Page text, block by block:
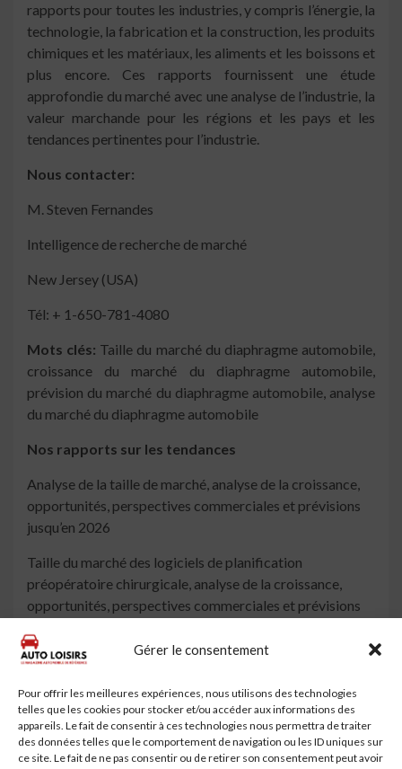
Gérer le consentement
Pour offrir les meilleures expériences, nous utilisons des technologies
telles que les cookies pour stocker et/ou accéder aux informations des
appareils. Le fait de consentir à ces technologies nous permettra de traiter
des données telles que le comportement de navigation ou les ID uniques sur
ce site. Le fait de ne pas consentir ou de retirer son consentement peut avoir
rapports pour toutes les industries, y compris l’énergie, la
technologie, la fabrication et la construction, les produits
chimiques et les matériaux, les aliments et les boissons et
plus encore. Ces rapports fournissent une étude
approfondie du marché avec une analyse de l’industrie, la
valeur marchande pour les régions et les pays et les
tendances pertinentes pour l’industrie.
Nous contacter:
M. Steven Fernandes
Intelligence de recherche de marché
New Jersey (USA)
Tél: + 1-650-781-4080
Mots clés: Taille du marché du diaphragme automobile,
croissance du marché du diaphragme automobile,
prévision du marché du diaphragme automobile, analyse
du marché du diaphragme automobile
Nos rapports sur les tendances
Analyse de la taille de marché, analyse de la croissance,
opportunités, perspectives commerciales et prévisions
jusqu’en 2026
Taille du marché des logiciels de planification
préopératoire chirurgicale, analyse de la croissance,
opportunités, perspectives commerciales et prévisions
À lire aussi
Impact de l'épidémie de Covid-19 sur les tendances
du marché des TPMS automobiles 2020, opportunités
de croissance ...
Taille du marché des accessoires automobiles,